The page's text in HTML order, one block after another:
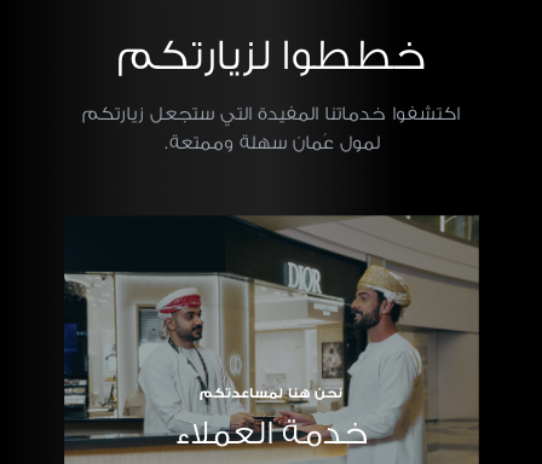
خططوا لزيارتكم
اكتشفوا خدماتنا المفيدة التي ستجعل زيارتكم
لمول عُمان سهلة وممتعة.
نحن هنا لمساعدتكم
خدمة العملاء